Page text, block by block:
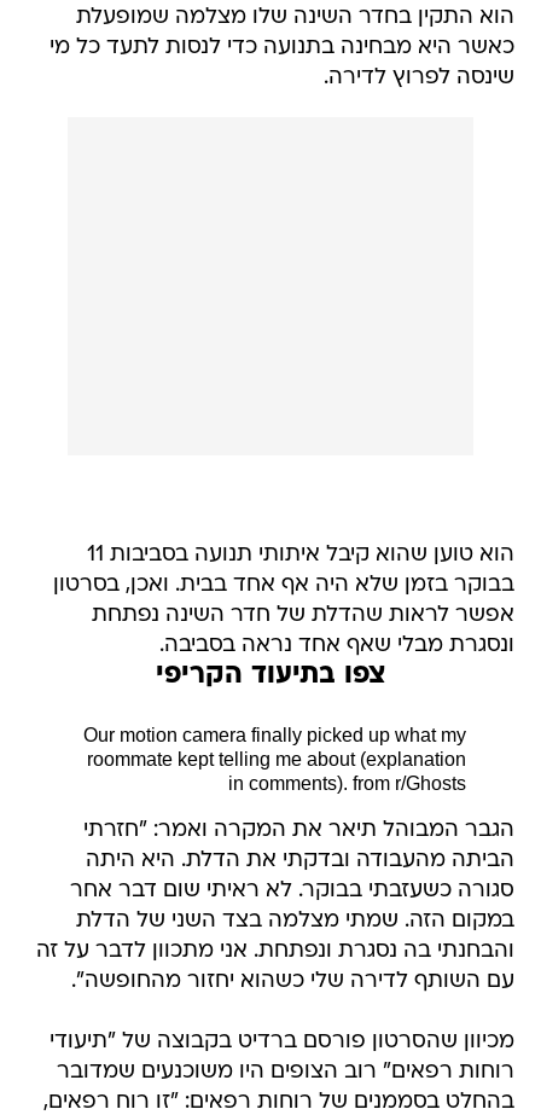
הוא התקין בחדר השינה שלו מצלמה שמופעלת
כאשר היא מבחינה בתנועה כדי לנסות לתעד כל מי
שינסה לפרוץ לדירה.
הוא טוען שהוא קיבל איתותי תנועה בסביבות 11
בבוקר בזמן שלא היה אף אחד בבית. ואכן, בסרטון
אפשר לראות שהדלת של חדר השינה נפתחת
ונסגרת מבלי שאף אחד נראה בסביבה.
צפו בתיעוד הקריפי
Our motion camera finally picked up what my
roommate kept telling me about (explanation
in comments). from r/Ghosts
הגבר המבוהל תיאר את המקרה ואמר: "חזרתי
הביתה מהעבודה ובדקתי את הדלת. היא היתה
סגורה כשעזבתי בבוקר. לא ראיתי שום דבר אחר
במקום הזה. שמתי מצלמה בצד השני של הדלת
והבחנתי בה נסגרת ונפתחת. אני מתכוון לדבר על זה
עם השותף לדירה שלי כשהוא יחזור מהחופשה".
מכיוון שהסרטון פורסם ברדיט בקבוצה של "תיעודי
רוחות רפאים" רוב הצופים היו משוכנעים שמדובר
בהחלט בסממנים של רוחות רפאים: "זו רוח רפאים,